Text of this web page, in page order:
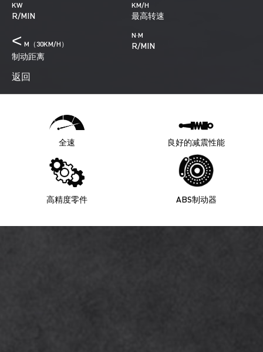
KW
R/MIN
KM/H
最高转速
< M（30KM/H）
制动距离
N·M
R/MIN
返回
全速 良好的减震性能
高精度零件 ABS制动器